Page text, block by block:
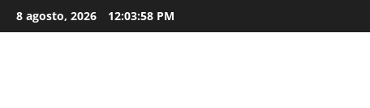
Skip
to
8 agosto, 2026 12:03:59 PM